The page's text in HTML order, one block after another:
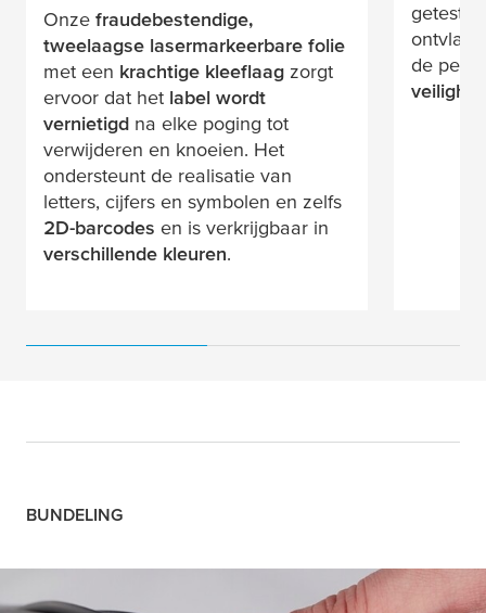
Onze fraudebestendige,
tweelaagse lasermarkeerbare folie
met een krachtige kleeflaag zorgt
ervoor dat het label wordt
vernietigd na elke poging tot
verwijderen en knoeien. Het
ondersteunt de realisatie van
letters, cijfers en symbolen en zelfs
2D-barcodes en is verkrijgbaar in
verschillende kleuren.
getest
de
BUNDELING